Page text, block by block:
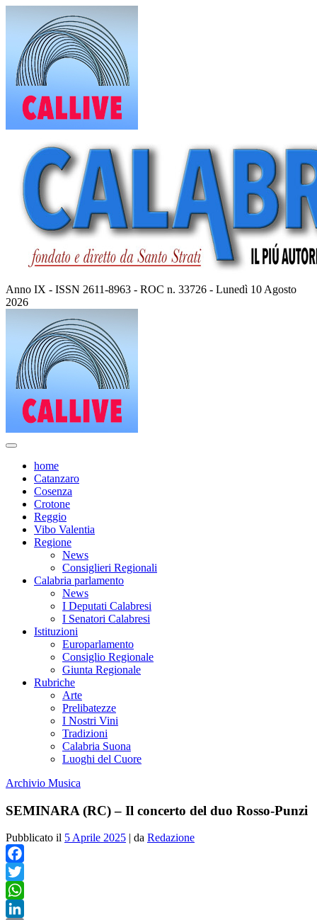
contenuto
Anno IX - ISSN 2611-8963 - ROC n. 33726 - Lunedì 10 Agosto
2026
home
Catanzaro
Cosenza
Crotone
Reggio
Vibo Valentia
Regione
News
Consiglieri Regionali
Calabria parlamento
News
I Deputati Calabresi
I Senatori Calabresi
Istituzioni
Europarlamento
Consiglio Regionale
Giunta Regionale
Rubriche
Arte
Prelibatezze
I Nostri Vini
Tradizioni
Calabria Suona
Luoghi del Cuore
Archivio Musica
SEMINARA (RC) – Il concerto del duo Rosso-Punzi
Pubblicato il 5 Aprile 2025 | da Redazione
Facebook
Twitter
WhatsApp